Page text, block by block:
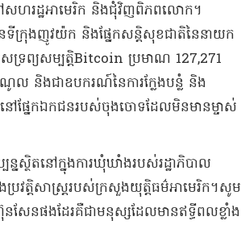
សហរដ្ឋអាមេរិក និងជុំវិញពិភពលោក។
ទីក្រុងញូវយ៉ក និងផ្នែកសន្តិសុខជាតិនៃនាយក
សទ្រព្យសម្បត្តិBitcoin ប្រមាណ 127,271
ណូល និងជាឧបករណ៍នៃការក្លែងបន្លំ និង
ផ្នែកឯកជនរបស់ចុងចោទដែលមិនមានម្ចាស់
ថិតនៅក្នុងការឃុំឃាំងរបស់រដ្ឋាភិបាល
រវត្តិសាស្ត្ររបស់ក្រសួងយុត្តិធម៌អាមេរិក។សូម
សែនផងដែរគឺជាមនុស្សដែលមានឥទ្ធីពលខ្លាំង